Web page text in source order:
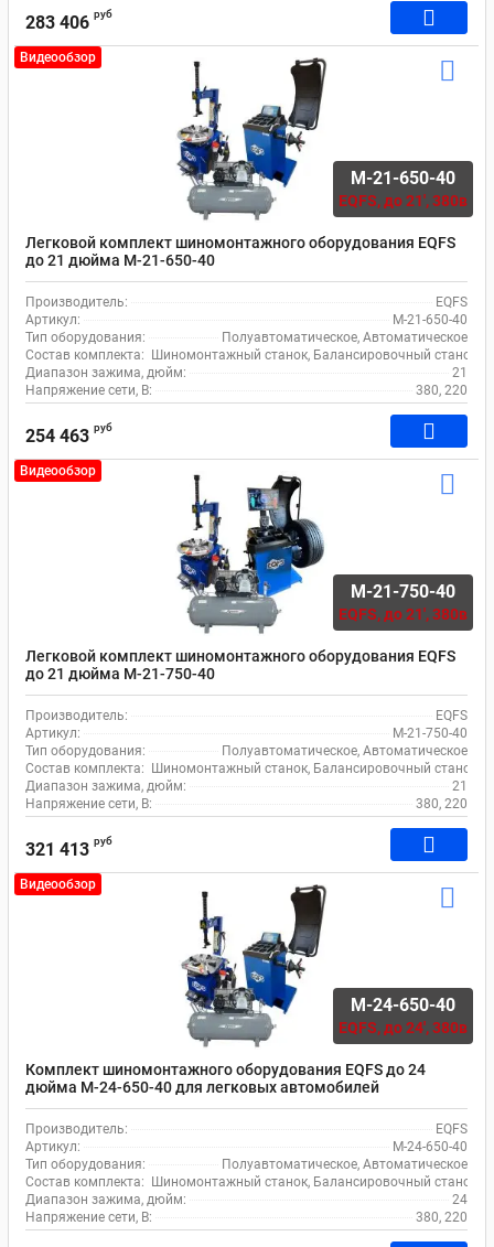
283 406 руб
Видеообзор
M-21-650-40
EQFS,до 21', 380в
Легковой комплект шиномонтажного оборудования EQFS
до 21 дюйма M-21-650-40
Производитель:
EQFS
Артикул:
M-21-650-40
Тип оборудования:
Полуавтоматическое, Автоматическое
Состав комплекта:
Шиномонтажный станок, Балансировочный станок,
Диапазон зажима, дюйм:
21
Напряжение сети, В:
380, 220
254 463 руб
Видеообзор
M-21-750-40
EQFS,до 21', 380в
Легковой комплект шиномонтажного оборудования EQFS
до 21 дюйма M-21-750-40
Производитель:
EQFS
Артикул:
M-21-750-40
Тип оборудования:
Полуавтоматическое, Автоматическое
Состав комплекта:
Шиномонтажный станок, Балансировочный станок,
Диапазон зажима, дюйм:
21
Напряжение сети, В:
380, 220
321 413 руб
Видеообзор
M-24-650-40
EQFS,до 24', 380в
Комплект шиномонтажного оборудования EQFS до 24
дюйма M-24-650-40 для легковых автомобилей
Производитель:
EQFS
Артикул:
M-24-650-40
Тип оборудования:
Полуавтоматическое, Автоматическое
Состав комплекта:
Шиномонтажный станок, Балансировочный станок,
Диапазон зажима, дюйм:
24
Напряжение сети, В:
380, 220